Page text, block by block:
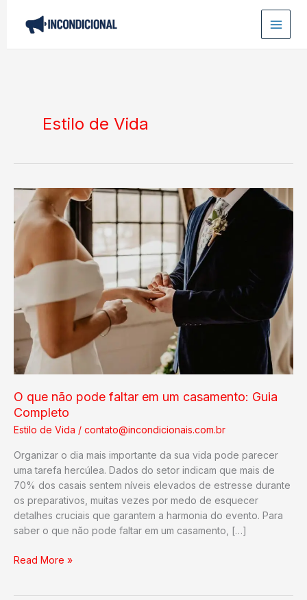
Estilo de Vida
O que não pode faltar em um casamento: Guia
Completo
Estilo de Vida / contato@incondicionais.com.br
Organizar o dia mais importante da sua vida pode parecer
uma tarefa hercúlea. Dados do setor indicam que mais de
70% dos casais sentem níveis elevados de estresse durante
os preparativos, muitas vezes por medo de esquecer
detalhes cruciais que garantem a harmonia do evento. Para
saber o que não pode faltar em um casamento, […]
O
Read More »